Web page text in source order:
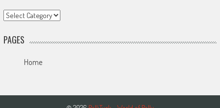
Categories
PAGES
Home